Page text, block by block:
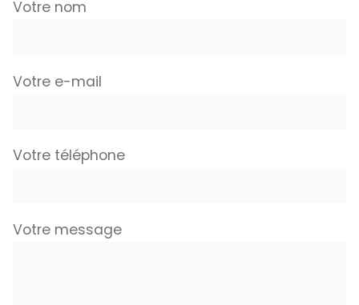
Votre nom
Votre e-mail
Votre téléphone
Votre message